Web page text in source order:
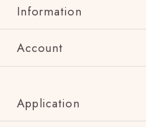
Information
Account
Application